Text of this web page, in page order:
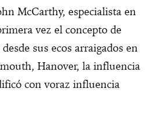
McCarthy, especialista en
vez el concepto de
desde sus ecos arraigados en
Hanover, la influencia
con voraz influencia